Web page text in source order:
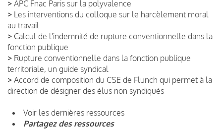
> APC Fnac Paris sur la polyvalence
> Les interventions du colloque sur le harcèlement moral
au travail
> Calcul de l'indemnité de rupture conventionnelle dans la
fonction publique
> Rupture conventionnelle dans la fonction publique
territoriale, un guide syndical
> Accord de composition du CSE de Flunch qui permet à la
direction de désigner des élus non syndiqués
Voir les dernières ressources
Partagez des ressources